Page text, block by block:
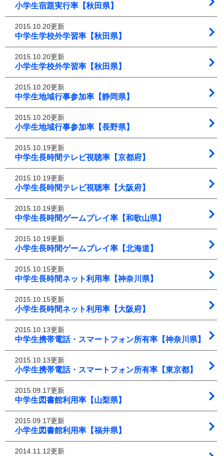
小学生宿題実行率【秋田県】
2015.10.20更新
中学生学校外学習率【秋田県】
2015.10.20更新
小学生学校外学習率【秋田県】
2015.10.20更新
中学生地域行事参加率【静岡県】
2015.10.20更新
小学生地域行事参加率【長野県】
2015.10.19更新
中学生長時間テレビ視聴率【京都府】
2015.10.19更新
小学生長時間テレビ視聴率【大阪府】
2015.10.19更新
中学生長時間ゲームプレイ率【和歌山県】
2015.10.19更新
小学生長時間ゲームプレイ率【北海道】
2015.10.15更新
中学生長時間ネット利用率【神奈川県】
2015.10.15更新
小学生長時間ネット利用率【大阪府】
2015.10.13更新
中学生携帯電話・スマートフォン所有率【神奈川県】
2015.10.13更新
小学生携帯電話・スマートフォン所有率【東京都】
2015.09.17更新
中学生図書館利用率【山梨県】
2015.09.17更新
小学生図書館利用率【福井県】
2014.11.12更新